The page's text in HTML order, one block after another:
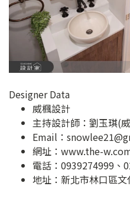
Designer Data
威楓設計
主持設計師：劉玉琪(
Email：
網址： www.the-
電話：0939274999、
地址： 新北市林口區